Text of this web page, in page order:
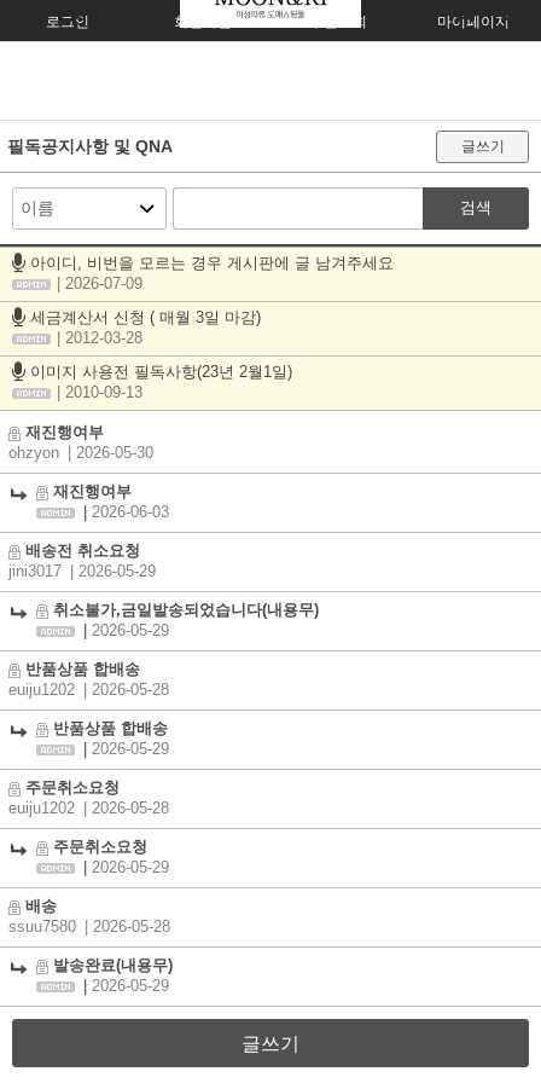
로그인 회원가입 주문조회 마이페이지
필독공지사항 및 QNA 글쓰기
검색
아이디, 비번을 모르는 경우 게시판에 글 남겨주세요
| 2026-07-09
세금계산서 신청 ( 매월 3일 마감)
| 2012-03-28
이미지 사용전 필독사항(23년 2월1일)
| 2010-09-13
재진행여부
ohzyon
| 2026-05-30
재진행여부
2026-06-03
배송전 취소요청
jini3017
| 2026-05-29
취소불가,금일발송되었습니다(내용무)
2026-05-29
반품상품 합배송
euiju1202
| 2026-05-28
반품상품 합배송
2026-05-29
주문취소요청
euiju1202
| 2026-05-28
주문취소요청
2026-05-29
배송
ssuu7580
| 2026-05-28
발송완료(내용무)
2026-05-29
글쓰기